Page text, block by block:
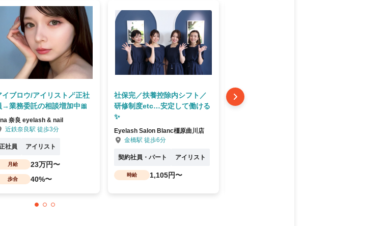
イブロウ/アイリスト🪄正社
→業務委託の相談増加中🎀
奈良 eyelash & nail
近鉄奈良駅 徒歩3分
社員 アイリスト
月給 23万円〜
歩合 40%〜
社保完／扶養控除内シフト／
研修制度etc…安定して働ける
✨
Eyelash Salon Blanc橿原曲川店
金橋駅 徒歩6分
契約社員・パート アイリスト
時給 1,105円〜
社会保険完備✨イキイキと過ご
せる環境の両立を目指してい